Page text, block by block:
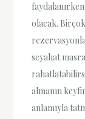
olacak.
seyahat
almanın
anlamıyla